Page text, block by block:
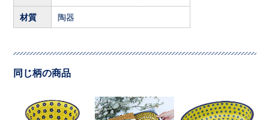
材質 陶器
同じ柄の商品